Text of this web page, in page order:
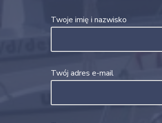
Twoje imię i nazwisko
Twój adres e-mail